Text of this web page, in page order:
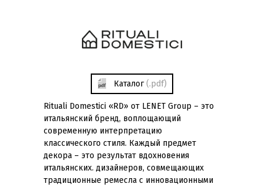
Каталог(.pdf)
Rituali Domestici «RD» от LENET Group – это
итальянский бренд, воплощающий
современную интерпретацию
классического стиля. Каждый предмет
декора – это результат вдохновения
итальянских. дизайнеров, совмещающих
традиционные ремесла с инновационными